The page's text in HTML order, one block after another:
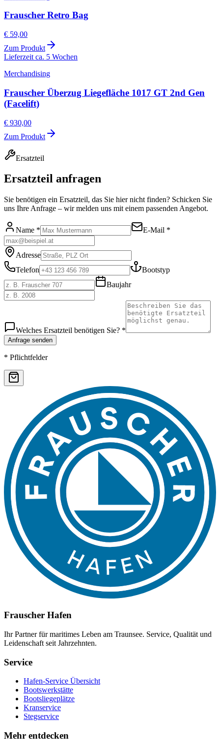
Frauscher Retro Bag
€ 59,00
Zum Produkt
Lieferzeit ca. 5 Wochen
Merchandising
Frauscher Überzug Liegefläche 1017 GT 2nd Gen
(Facelift)
€ 930,00
Zum Produkt
Ersatzteil
Ersatzteil anfragen
Sie benötigen ein Ersatzteil, das Sie hier nicht finden? Schicken Sie
uns Ihre Anfrage – wir melden uns mit einem passenden Angebot.
Name * E-Mail *
Adresse
Telefon
Bootstyp
Baujahr
Welches Ersatzteil benötigen Sie? *
Anfrage senden
* Pflichtfelder
Frauscher Hafen
Ihr Partner für maritimes Leben am Traunsee. Service, Qualität und
Leidenschaft seit Jahrzehnten.
Service
Hafen-Service Übersicht
Bootswerkstätte
Bootsliegeplätze
Kranservice
Stegservice
Mehr entdecken